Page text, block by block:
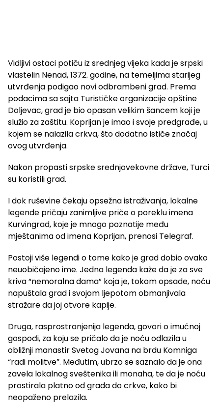
Vidljivi ostaci potiču iz srednjeg vijeka kada je srpski
vlastelin Nenad, 1372. godine, na temeljima starijeg
utvrđenja podigao novi odbrambeni grad. Prema
podacima sa sajta Turističke organizacije opštine
Doljevac, grad je bio opasan velikim šancem koji je
služio za zaštitu. Koprijan je imao i svoje predgrađe, u
kojem se nalazila crkva, što dodatno ističe značaj
ovog utvrđenja.
Nakon propasti srpske srednjovekovne države, Turci
su koristili grad.
I dok ruševine čekaju opsežna istraživanja, lokalne
legende pričaju zanimljive priče o poreklu imena
Kurvingrad, koje je mnogo poznatije među
mještanima od imena Koprijan, prenosi Telegraf.
Postoji više legendi o tome kako je grad dobio ovako
neuobičajeno ime. Jedna legenda kaže da je za sve
kriva “nemoralna dama” koja je, tokom opsade, noću
napuštala grad i svojom ljepotom obmanjivala
stražare da joj otvore kapije.
Druga, rasprostranjenija legenda, govori o imućnoj
gospođi, za koju se pričalo da je noću odlazila u
obližnji manastir Svetog Jovana na brdu Komniga
“radi molitve”. Međutim, ubrzo se saznalo da je ona
zavela lokalnog sveštenika ili monaha, te da je noću
prostirala platno od grada do crkve, kako bi
neopaženo prelazila.